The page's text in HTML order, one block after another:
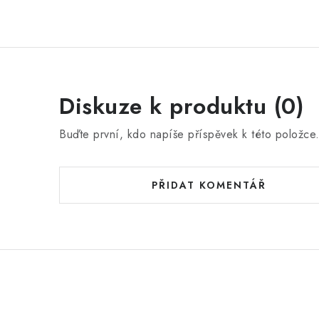
Diskuze k produktu (0)
Buďte první, kdo napíše příspěvek k této položce.
PŘIDAT KOMENTÁŘ